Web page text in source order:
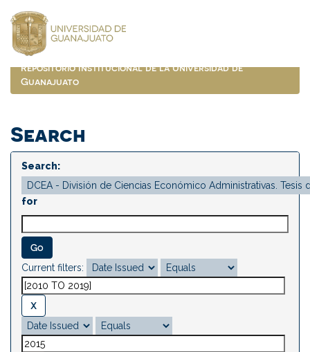
navigation
Repositorio Institucional de la Universidad de
Guanajuato
Search
Search:
for
Current filters: